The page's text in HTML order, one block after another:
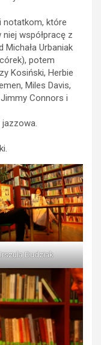
notatkom, które
niej współpracę z
Urbaniak
potem
Kosiński, Herbie
Miles Davis,
Connors i
Dudziak